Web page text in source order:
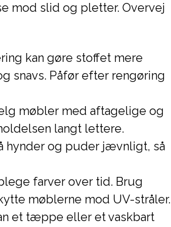
mod slid og pletter. Overvej
kan gøre stoffet mere
snavs. Påfør efter rengøring
møbler med aftagelige og
langt lettere.
hynder og puder jævnligt, så
farver over tid. Brug
møblerne mod UV-stråler.
et tæppe eller et vaskbart